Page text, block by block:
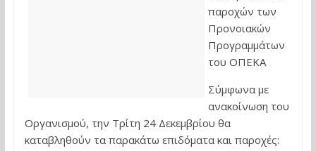
παροχών των
Προνοιακών
Προγραμμάτων
του ΟΠΕΚΑ
Σύμφωνα με
ανακοίνωση του
Οργανισμού, την Τρίτη 24 Δεκεμβρίου θα
καταβληθούν τα παρακάτω επιδόματα και παροχές: